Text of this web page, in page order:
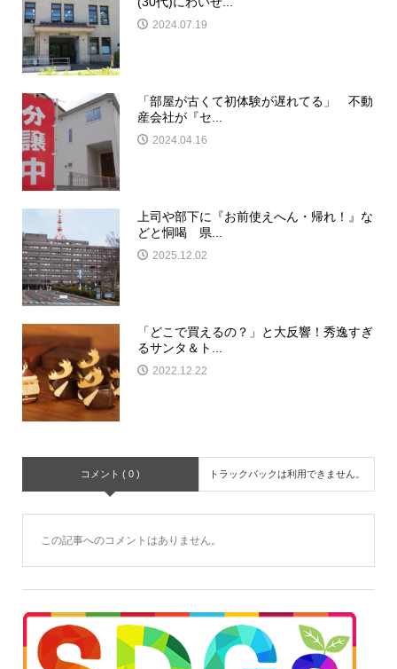
2024.07.19
「部屋が古くて初体験が遅れてる」 不動
産会社が『セ...
2024.04.16
上司や部下に『お前使えへん・帰れ！』な
どと恫喝 県...
2025.12.02
「どこで買えるの？」と大反響！秀逸すぎ
るサンタ＆ト...
2022.12.22
コメント ( 0 ) トラックバックは利用できません。
この記事へのコメントはありません。